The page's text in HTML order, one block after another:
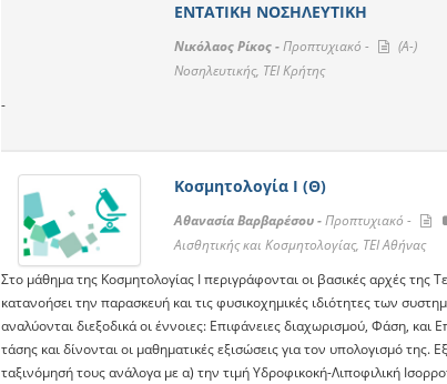
ΕΝΤΑΤΙΚΗ ΝΟΣΗΛΕΥΤΙΚΗ
Νικόλαος Ρίκος -Προπτυχιακό -
(A-)
Νοσηλευτικής, ΤΕΙ Κρήτης
-
Κοσμητολογία Ι (Θ)
Αθανασία Βαρβαρέσου -Προπτυχιακό -
Αισθητικής και Κοσμητολογίας, ΤΕΙ Αθήνας
Στο μάθημα της Κοσμητολογίας Ι περιγράφονται οι βασικές αρχές της
κατανοήσει την παρασκευή και τις φυσικοχημικές ιδιότητες των
αναλύονται διεξοδικά οι έννοιες: Eπιφάνειες διαχωρισμού, Φάση,
τάσης και δίνονται οι μαθηματικές εξισώσεις για τον υπολογισμό
ταξινόμησή τους ανάλογα με α) την τιμή Υδροφικοκή-Λιποφιλική